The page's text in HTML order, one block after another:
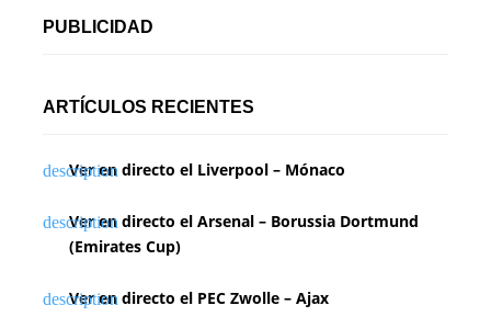
PUBLICIDAD
ARTÍCULOS RECIENTES
Ver en directo el Liverpool – Mónaco
Ver en directo el Arsenal – Borussia Dortmund
(Emirates Cup)
Ver en directo el PEC Zwolle – Ajax